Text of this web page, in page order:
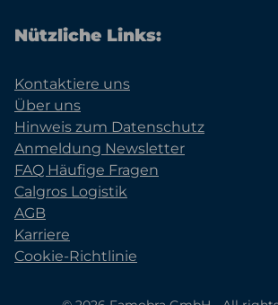
Nützliche Links:
Kontaktiere uns
Über uns
Hinweis zum Datenschutz
Anmeldung Newsletter
FAQ Häufige Fragen
Calgros Logistik
AGB
Karriere
Cookie-Richtlinie